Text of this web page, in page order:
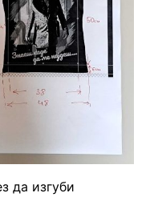
да изгуби